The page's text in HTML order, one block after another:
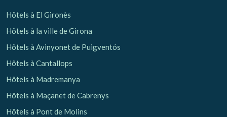
Hôtels à El Gironès
Hôtels à la ville de Girona
Hôtels à Avinyonet de Puigventós
Hôtels à Cantallops
Hôtels à Madremanya
Hôtels à Maçanet de Cabrenys
Hôtels à Pont de Molins